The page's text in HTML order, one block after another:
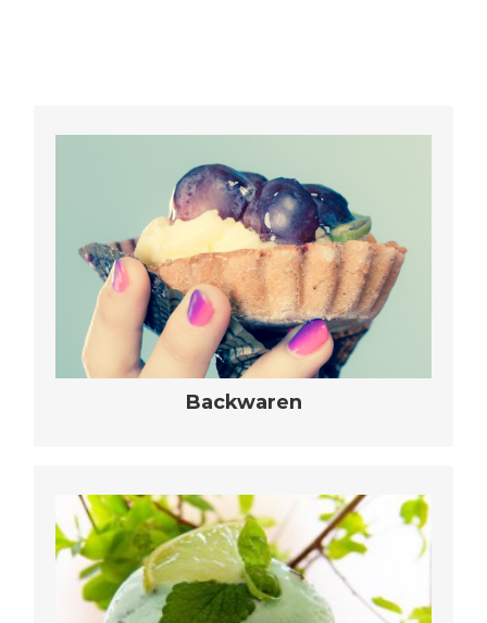
Backwaren
speziell an Ihre Wünsche angepasste,
bedarfsorientierte Lösungen für
Backwaren aller Art
mehr erfahren
speziell an Ihre Wünsche angepasste,
bedarfsorientierte Lösungen für
Eisvariationen aller Art